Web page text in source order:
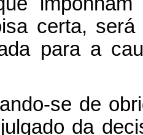
certa,
para a
se de
da